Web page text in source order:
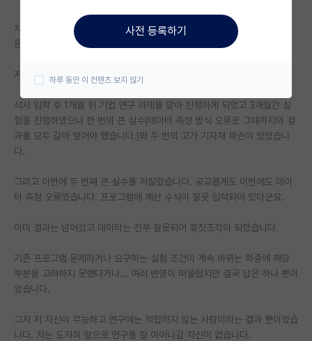
미국 대학원 합격 후기 게시판
대학원생 모집 게시판
연구실(PI) 홍보 게시판
석박사 채용 정보 게시판
학부 인턴 게시판
PI 전용 게시판
인문사회 계열 게시판
특수/전문대학원 게시판
자퇴를 고민하고 있습니다.
문제는 다름아닌 저 자신 때문입니다.
저는 대학원 석사 생활이 4개월 차에 접어들었습니다.
석사 입학 후 1개월 뒤 기업 연구 과제를 맡아 진행하게 되었고 3개월간 실
험을 진행하였으나 한 번의 큰 실수(데이터 측정 방식 오류로 그때까지의 결
과를 모두 갈아 엎어야 했습니다.)와 두 번의 고가 기자재 파손이 있었습니
다.
그리고 이번에 두 번째 큰 실수를 저질렀습니다. 공교롭게도 이번에도 데이
터 측정 오류였습니다. 프로그램에 계산 수식이 잘못 입력되어 있더군요.
이미 결과는 넘어갔고 데이터는 전부 잘못되어 휴짓조각이 되었습니다.
기존 프로그램 문제라거나 요구하는 실험 조건이 계속 바뀌는 와중에 해당
부분을 고려하지 못했다거나... 여러 변명이 떠올랐지만 결국 답은 하나 뿐이
었습니다.
그저 저 자신이 무능하고 연구에는 적합하지 않는 사람이라는 결과 뿐이었습
니다. 저는 도저히 앞으로 연구를 잘 이어나갈 자신이 없습니다.
사전 등록하기
하루 동안 이 컨텐츠 보지 않기